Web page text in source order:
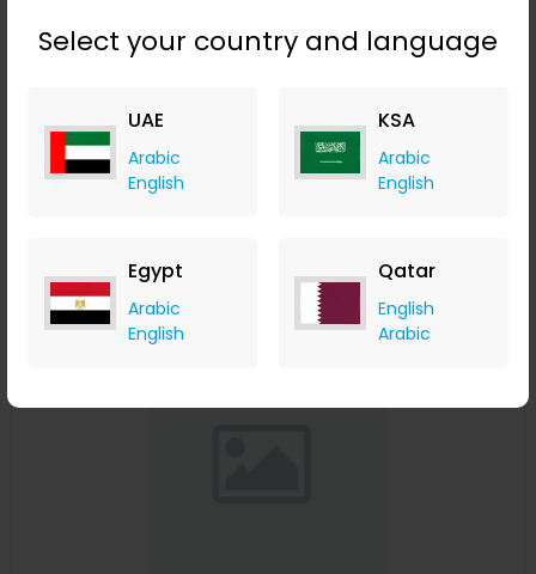
Select your country and language
UAE
Arabic
English
KSA
Arabic
English
Egypt
Arabic
English
Qatar
English
Arabic
أردوينو الإلكترونيات الذكية مجموعة الكيوب LED
+ Upto 9.80% Cashback
Save 33%